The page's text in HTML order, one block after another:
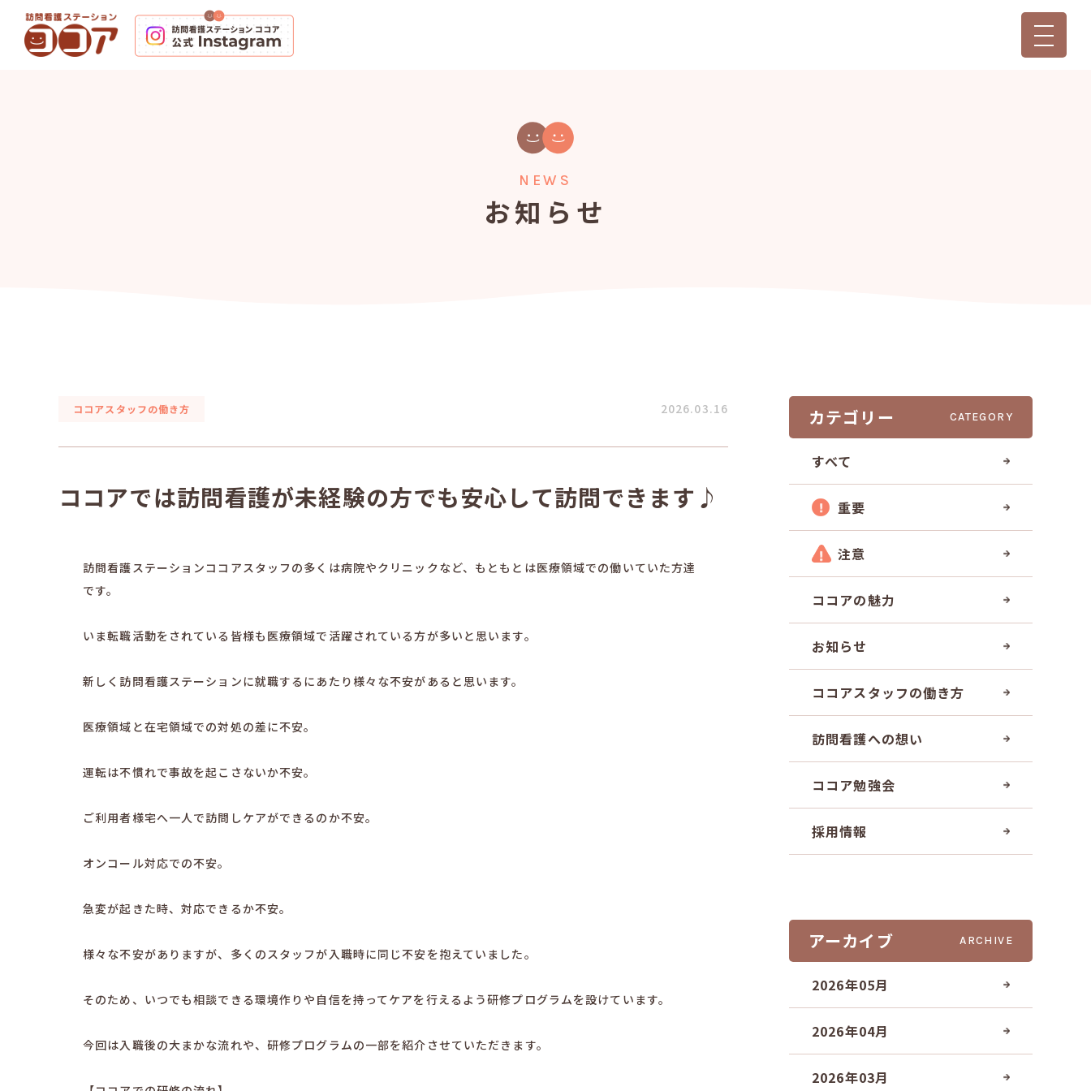
NEWS
お知らせ
ココアスタッフの働き方 2026.03.16
ココアでは訪問看護が未経験の方でも安心して訪問できます♪
訪問看護ステーションココアスタッフの多くは病院やクリニックなど、もともとは医療領域での働いていた方達
です。
いま転職活動をされている皆様も医療領域で活躍されている方が多いと思います。
新しく訪問看護ステーションに就職するにあたり様々な不安があると思います。
医療領域と在宅領域での対処の差に不安。
運転は不慣れで事故を起こさないか不安。
ご利用者様宅へ一人で訪問しケアができるのか不安。
オンコール対応での不安。
急変が起きた時、対応できるか不安。
様々な不安がありますが、多くのスタッフが入職時に同じ不安を抱えていました。
そのため、いつでも相談できる環境作りや自信を持ってケアを行えるよう研修プログラムを設けています。
今回は入職後の大まかな流れや、研修プログラムの一部を紹介させていただきます。
カテゴリー CATEGORY
すべて
重要
注意
ココアの魅力
お知らせ
ココアスタッフの働き方
訪問看護への想い
ココア勉強会
採用情報
アーカイブ ARCHIVE
2026年05月
2026年04月
2026年03月